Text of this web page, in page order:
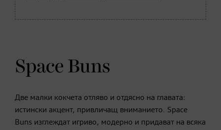
Space Buns
Две малки кокчета отляво и отдясно на главата:
истински акцент, привличащ вниманието. Space
Buns изглеждат игриво, модерно и придават на всяка